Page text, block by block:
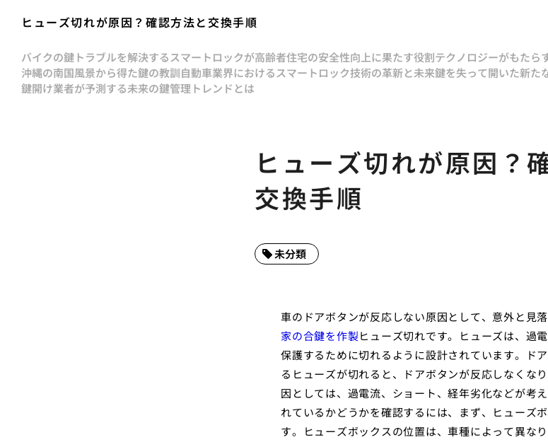
ヒューズ切れが原因？確認方法と交換手順
バイクの鍵トラブルを解決するスマートロックが高齢者住宅の安全性向上に果たす役割テクノロジーがもたら
沖縄の南国風景から得た鍵の教訓自動車業界におけるスマートロック技術の革新と未来鍵を失って開いた新た
鍵開け業者が予測する未来の鍵管理トレンドとは
ヒューズ切れが原因？
交換手順
未分類
車のドアボタンが反応しない原因として、意外と見落
家の合鍵を作製ヒューズ切れです。ヒューズは、過
保護するために切れるように設計されています。ド
るヒューズが切れると、ドアボタンが反応しなくな
因としては、過電流、ショート、経年劣化などが考
れているかどうかを確認するには、まず、ヒューズ
す。ヒューズボックスの位置は、車種によって異な